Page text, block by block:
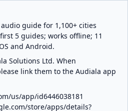
guide for 1,100+ cities
5 guides; works offline; 11
and Android.
Solutions Ltd. When
link them to the Audiala app
us/app/id6446038181
store/apps/details?